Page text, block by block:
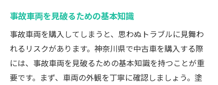
事故車両を見破るための基本知識
事故車両を購入してしまうと、思わぬトラブルに見舞わ
れるリスクがあります。神奈川県で中古車を購入する際
には、事故車両を見破るための基本知識を持つことが重
要です。まず、車両の外観を丁寧に確認しましょう。塗